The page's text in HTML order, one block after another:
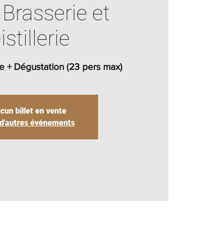
et
+ Dégustation (23 pers max)
billet en vente
événements